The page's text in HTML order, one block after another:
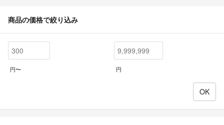
商品の価格で絞り込み
円〜 円